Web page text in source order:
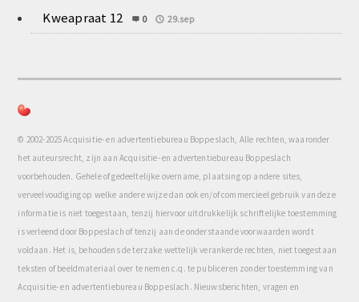
Kweapraat 12 0 29.sep
© 2002-2025 Acquisitie- en advertentiebureau Boppeslach, Alle rechten, waaronder
het auteursrecht, zijn aan Acquisitie- en advertentiebureau Boppeslach
voorbehouden. Gehele of gedeeltelijke overname, plaatsing op andere sites,
verveelvoudiging op welke andere wijze dan ook en/of commercieel gebruik van deze
informatie is niet toegestaan, tenzij hiervoor uitdrukkelijk schriftelijke toestemming
is verleend door Boppeslach of tenzij aan de onderstaande voorwaarden wordt
voldaan. Het is, behoudens de terzake wettelijk verankerde rechten, niet toegestaan
teksten of beeldmateriaal over te nemen c.q. te publiceren zonder toestemming van
Acquisitie- en advertentiebureau Boppeslach. Nieuwsberichten, vragen en